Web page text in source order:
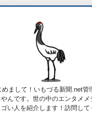
めまして！いもづる新聞.net管
やんです。世の中のエンタメメ
い人を紹介します！訪問して